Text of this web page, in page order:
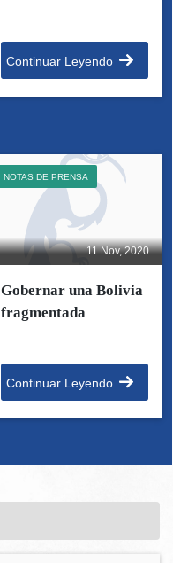
Continuar Leyendo
11 Nov, 2020
NOTAS DE PRENSA
Gobernar una Bolivia
fragmentada
Continuar Leyendo